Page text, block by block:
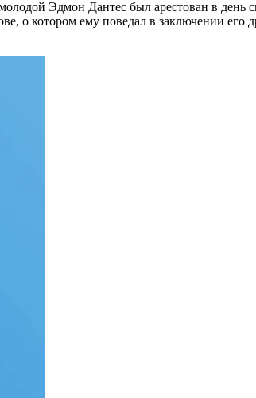
Эдмон Дантес был арестован в
о котором ему поведал в заключении